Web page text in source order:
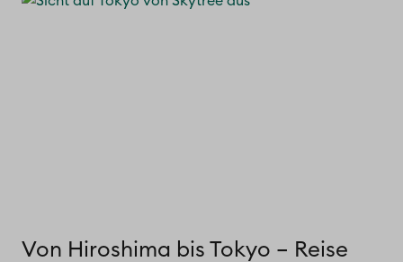
Von Hiroshima bis Tokyo – Reise